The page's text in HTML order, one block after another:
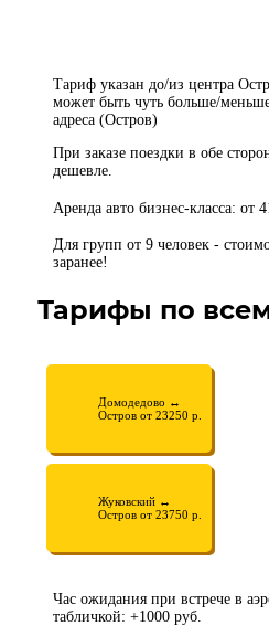
Тариф указан до/из центра
может быть чуть больше/
адреса (Остров)
При заказе поездки в обе
дешевле.
Аренда авто бизнес-класса: от
Для групп от 9 человек -
заранее!
Тарифы по
Домодедово ↔
Остров от 23250 р.
Жуковский ↔
Остров от 23750 р.
Час ожидания при встрече в
табличкой: +1000 руб.